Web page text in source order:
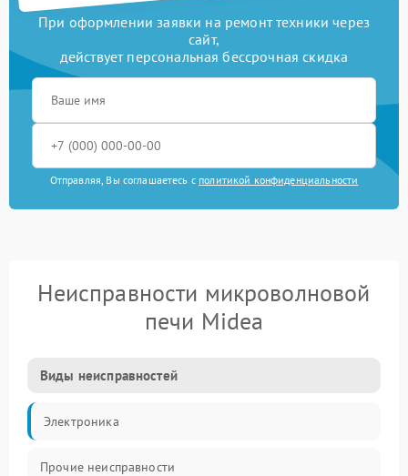
При оформлении заявки на ремонт техники через
сайт,
действует персональная бессрочная скидка
Отправляя, Вы соглашаетесь с политикой конфиденциальности
Неисправности микроволновой
печи Midea
Виды неисправностей
Электроника
Прочие неисправности